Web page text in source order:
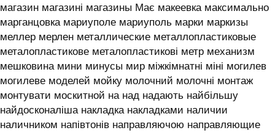
магазин магазині магазины Має макеевка максимально
марганцовка мариуполе мариуполь марки маркизы
меллер мерлен металлические металлопластиковые
металопластикове металопластикові метр механизм
мешковина мини минусы мир міжкімнатні міні могилев
могилеве моделей мойку молочний молочні монтаж
монтувати москитной на над надають найбільшу
найдосконаліша накладка накладками наличии
наличником напівтонів направляючою направляющие